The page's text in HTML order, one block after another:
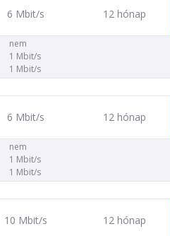
6 Mbit/s 12 hónap
nem
1 Mbit/s
1 Mbit/s
6 Mbit/s 12 hónap
nem
1 Mbit/s
1 Mbit/s
10 Mbit/s 12 hónap